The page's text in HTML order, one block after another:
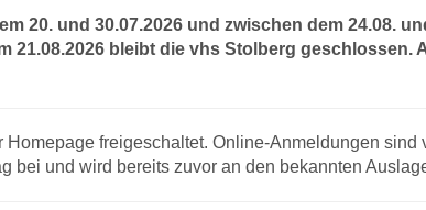
20. und 30.07.2026 und zwischen dem 24.08.
21.08.2026 bleibt die vhs Stolberg geschlossen.
freigeschaltet. Online-Anmeldungen
bei und wird bereits zuvor an den bekannten